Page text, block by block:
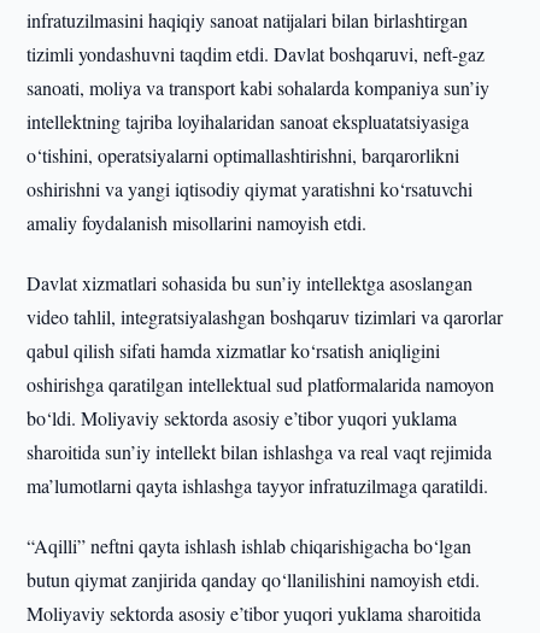
infratuzilmasini haqiqiy sanoat natijalari bilan birlashtirgan
tizimli yondashuvni taqdim etdi. Davlat boshqaruvi, neft-gaz
sanoati, moliya va transport kabi sohalarda kompaniya sun’iy
intellektning tajriba loyihalaridan sanoat ekspluatatsiyasiga
o‘tishini, operatsiyalarni optimallashtirishni, barqarorlikni
oshirishni va yangi iqtisodiy qiymat yaratishni ko‘rsatuvchi
amaliy foydalanish misollarini namoyish etdi.
Davlat xizmatlari sohasida bu sun’iy intellektga asoslangan
video tahlil, integratsiyalashgan boshqaruv tizimlari va qarorlar
qabul qilish sifati hamda xizmatlar ko‘rsatish aniqligini
oshirishga qaratilgan intellektual sud platformalarida namoyon
bo‘ldi. Moliyaviy sektorda asosiy e’tibor yuqori yuklama
sharoitida sun’iy intellekt bilan ishlashga va real vaqt rejimida
ma’lumotlarni qayta ishlashga tayyor infratuzilmaga qaratildi.
“Aqilli” neftni qayta ishlash ishlab chiqarishigacha bo‘lgan
butun qiymat zanjirida qanday qo‘llanilishini namoyish etdi.
Moliyaviy sektorda asosiy e’tibor yuqori yuklama sharoitida